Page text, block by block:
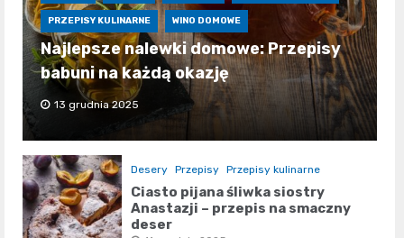
PRZEPISY KULINARNE WINO DOMOWE
Najlepsze nalewki domowe: Przepisy
babuni na każdą okazję
13 grudnia 2025
Desery Przepisy Przepisy kulinarne
Ciasto pijana śliwka siostry
Anastazji – przepis na smaczny
deser